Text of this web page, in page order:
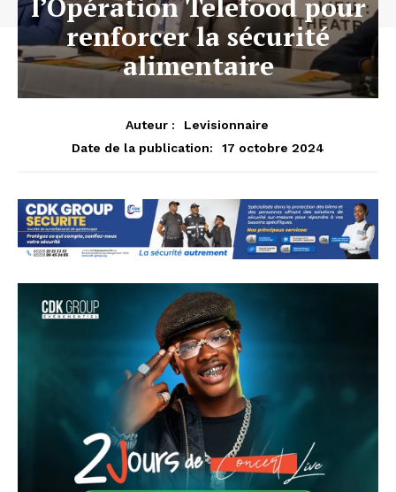
renforcer la sécurité
alimentaire
Auteur :
Levisionnaire
Date de la publication:
17 octobre 2024